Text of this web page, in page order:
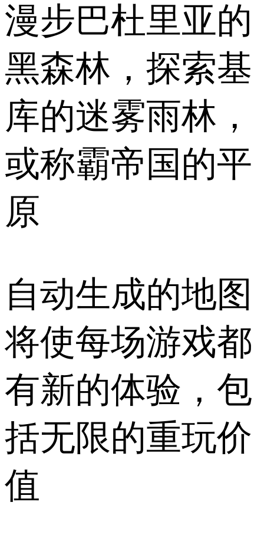
漫步巴杜里亚的
黑森林，探索基
库的迷雾雨林，
或称霸帝国的平
原
自动生成的地图
将使每场游戏都
有新的体验，包
括无限的重玩价
值